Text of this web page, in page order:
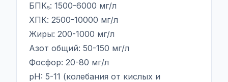
БПК₅: 1500-6000 мг/л
ХПК: 2500-10000 мг/л
Жиры: 200-1000 мг/л
Азот общий: 50-150 мг/л
Фосфор: 20-80 мг/л
pH: 5-11 (колебания от кислых и